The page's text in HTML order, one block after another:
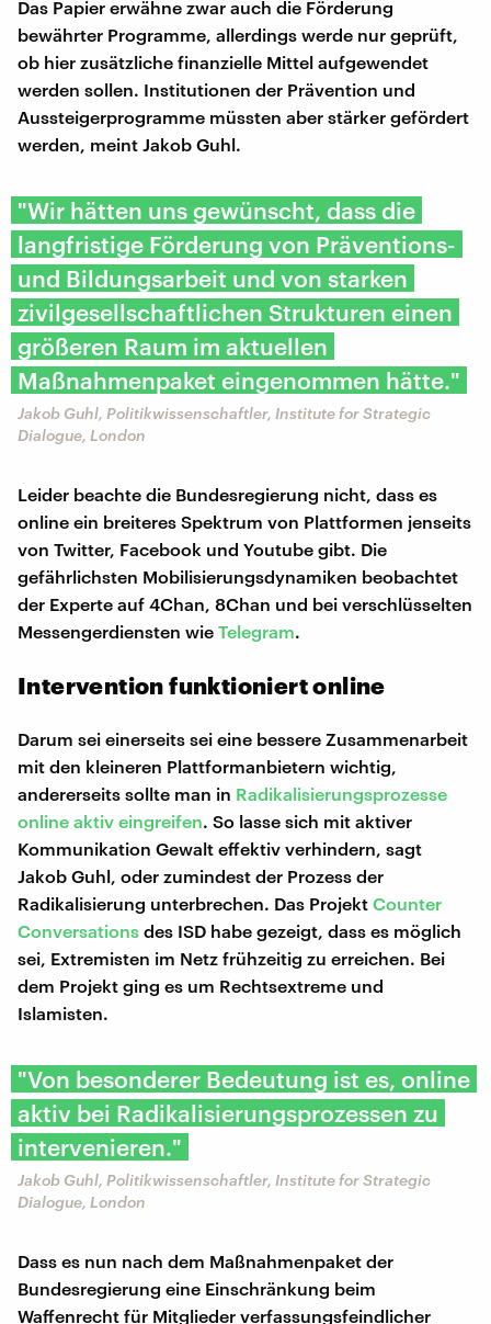
Das Papier erwähne zwar auch die Förderung
bewährter Programme, allerdings werde nur geprüft,
ob hier zusätzliche finanzielle Mittel aufgewendet
werden sollen. Institutionen der Prävention und
Aussteigerprogramme müssten aber stärker gefördert
werden, meint Jakob Guhl.
"Wir hätten uns gewünscht, dass die
langfristige Förderung von Präventions-
und Bildungsarbeit und von starken
zivilgesellschaftlichen Strukturen einen
größeren Raum im aktuellen
Maßnahmenpaket eingenommen hätte."
Jakob Guhl, Politikwissenschaftler, Institute for Strategic
Dialogue, London
Leider beachte die Bundesregierung nicht, dass es
online ein breiteres Spektrum von Plattformen jenseits
von Twitter, Facebook und Youtube gibt. Die
gefährlichsten Mobilisierungsdynamiken beobachtet
der Experte auf 4Chan, 8Chan und bei verschlüsselten
Messengerdiensten wie Telegram.
Intervention funktioniert online
Darum sei einerseits sei eine bessere Zusammenarbeit
mit den kleineren Plattformanbietern wichtig,
andererseits sollte man in Radikalisierungsprozesse
online aktiv eingreifen. So lasse sich mit aktiver
Kommunikation Gewalt effektiv verhindern, sagt
Jakob Guhl, oder zumindest der Prozess der
Radikalisierung unterbrechen. Das Projekt Counter
Conversations des ISD habe gezeigt, dass es möglich
sei, Extremisten im Netz frühzeitig zu erreichen. Bei
dem Projekt ging es um Rechtsextreme und
Islamisten.
"Von besonderer Bedeutung ist es, online
aktiv bei Radikalisierungsprozessen zu
intervenieren."
Jakob Guhl, Politikwissenschaftler, Institute for Strategic
Dialogue, London
Dass es nun nach dem Maßnahmenpaket der
Bundesregierung eine Einschränkung beim
Waffenrecht für Mitglieder verfassungsfeindlicher